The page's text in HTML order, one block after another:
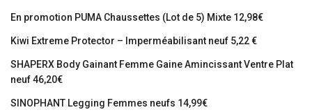
En promotion PUMA Chaussettes (Lot de 5) Mixte 12,98€
Kiwi Extreme Protector – Imperméabilisant neuf 5,22 €
SHAPERX Body Gainant Femme Gaine Amincissant Ventre Plat
neuf 46,20€
SINOPHANT Legging Femmes neufs 14,99€